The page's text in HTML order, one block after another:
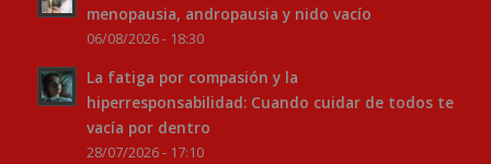
menopausia, andropausia y nido vacío
06/08/2026 - 18:30
La fatiga por compasión y la
hiperresponsabilidad: Cuando cuidar de todos te
vacía por dentro
28/07/2026 - 17:10